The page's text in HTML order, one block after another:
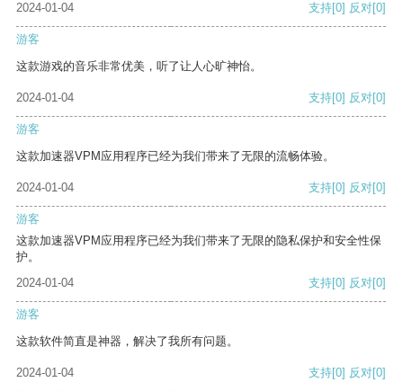
2024-01-04 支持[0] 反对[0]
游客
这款游戏的音乐非常优美，听了让人心旷神怡。
2024-01-04 支持[0] 反对[0]
游客
这款加速器VPM应用程序已经为我们带来了无限的流畅体验。
2024-01-04 支持[0] 反对[0]
游客
这款加速器VPM应用程序已经为我们带来了无限的隐私保护和安全性保
护。
2024-01-04
支持[0] 反对[0]
游客
这款软件简直是神器，解决了我所有问题。
2024-01-04 支持[0] 反对[0]